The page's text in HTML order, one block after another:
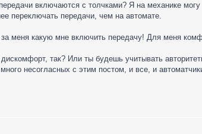
включаются с толчками? Я на механике могу
переключать передачи, чем на автомате.
меня какую мне включить передачу! Для меня
так? Или ты будешь учитывать
несогласных с этим постом, и все, и